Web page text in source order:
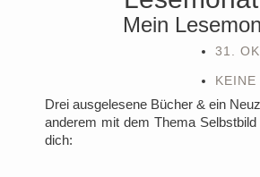
Mein
31.
KEINE
Drei ausgelesene Bücher & ein
anderem mit dem Thema
dich: